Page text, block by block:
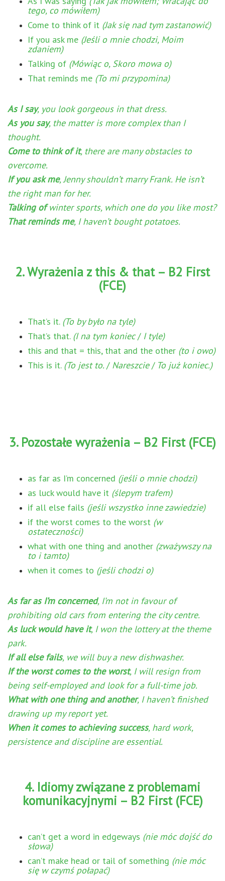
tego, co mówiłem)
Come to think of it (Jak się nad tym zastanowić)
If you ask me (Jeśli o mnie chodzi, Moim
zdaniem)
Talking of (Mówiąc o, Skoro mowa o)
That reminds me (To mi przypomina)
As I say, you look gorgeous in that dress.
As you say, the matter is more complex than I
thought.
Come to think of it, there are many obstacles to
overcome.
If you ask me, Jenny shouldn’t marry Frank. He isn’t
the right man for her.
Talking ofwinter sports, which one do you like most?
That reminds me, I haven’t bought potatoes.
2. Wyrażenia z this & that – B2 First
(FCE)
That’s it. (To by było na tyle)
That’s that. (I na tym koniec/I tyle)
this and that = this, that and the other (to i owo)
This is it. (To jest to. /Nareszcie/To już koniec.)
3. Pozostałe wyrażenia – B2 First (FCE)
as far as I’m concerned (jeśli o mnie chodzi)
as luck would have it (ślepym trafem)
if all else fails (jeśli wszystko inne zawiedzie)
if the worst comes to the worst (w
ostateczności)
what with one thing and another (zważywszy na
to i tamto)
when it comes to (jeśli chodzi o)
As far as I’m concerned, I’m not in favour of
prohibiting old cars from entering the city centre.
As luck would have it, I won the lottery at the theme
park.
If all else fails, we will buy a new dishwasher.
If the worst comes to the worst, I will resign from
being self-employed and look for a full-time job.
What with one thing and another, I haven’t finished
drawing up my report yet.
When it comes to achieving success, hard work,
persistence and discipline are essential.
4. Idiomy związane z problemami
komunikacyjnymi – B2 First (FCE)
can’t get a word in edgeways (nie móc dojść do
słowa)
can’t make head or tail of something (nie móc
się w czymś połapać)